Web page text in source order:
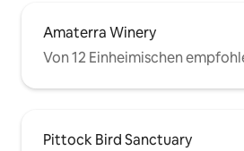
Amaterra Winery
Von 12 Einheimischen
Pittock Bird Sanctuary